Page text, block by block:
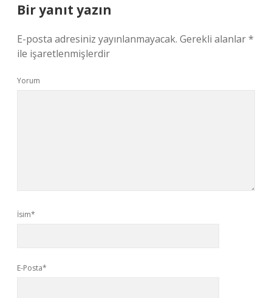
Bir yanıt yazın
E-posta adresiniz yayınlanmayacak. Gerekli alanlar*
ile işaretlenmişlerdir
Yorum
İsim*
E-Posta*